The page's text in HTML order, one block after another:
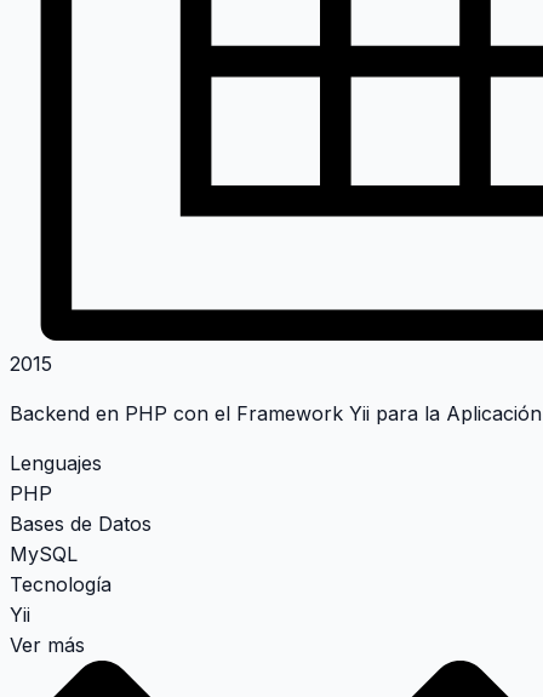
2015
Backend en PHP con el Framework Yii para la
Lenguajes
PHP
Bases de Datos
MySQL
Tecnología
Yii
Ver más